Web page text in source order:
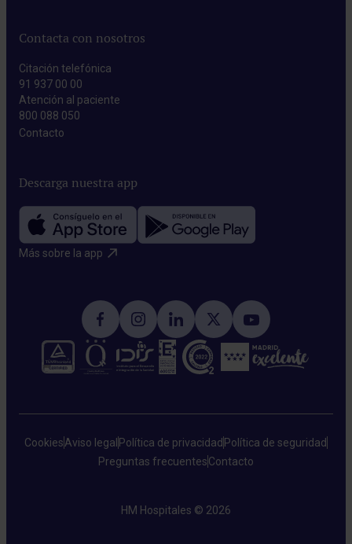
Contacta con nosotros
Citación telefónica
91 937 00 00
Atención al paciente
800 088 050
Contacto​
Descarga nuestra app
Más sobre la app​
CookiesAviso legal Política de privacidad Política de seguridad
Preguntas frecuentesContacto
HM Hospitales © 2026